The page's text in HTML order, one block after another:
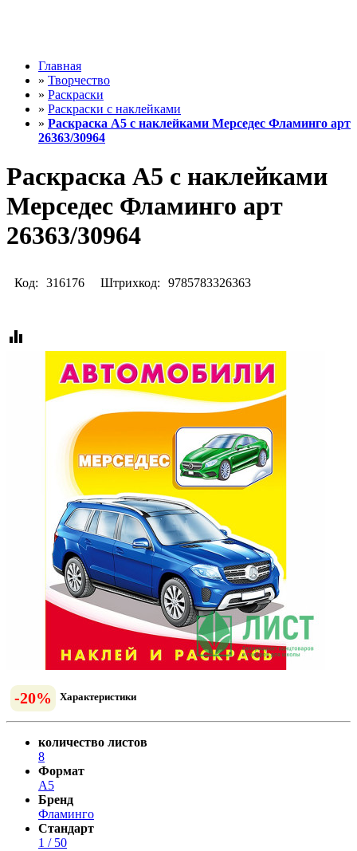
Главная
» Творчество
» Раскраски
» Раскраски с наклейками
» Раскраска А5 с наклейками Мерседес Фламинго арт
26363/30964
Раскраска А5 с наклейками
Мерседес Фламинго арт
26363/30964
Код: 316176 Штрихкод: 9785783326363
equalizer
-20% Характеристики
количество листов
8
Формат
А5
Бренд
Фламинго
Стандарт
1 / 50